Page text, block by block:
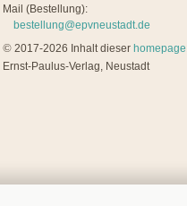
Mail (Bestellung):
bestellung@epvneustadt.de
© 2017-2026 Inhalt dieser homepage
Ernst-Paulus-Verlag, Neustadt